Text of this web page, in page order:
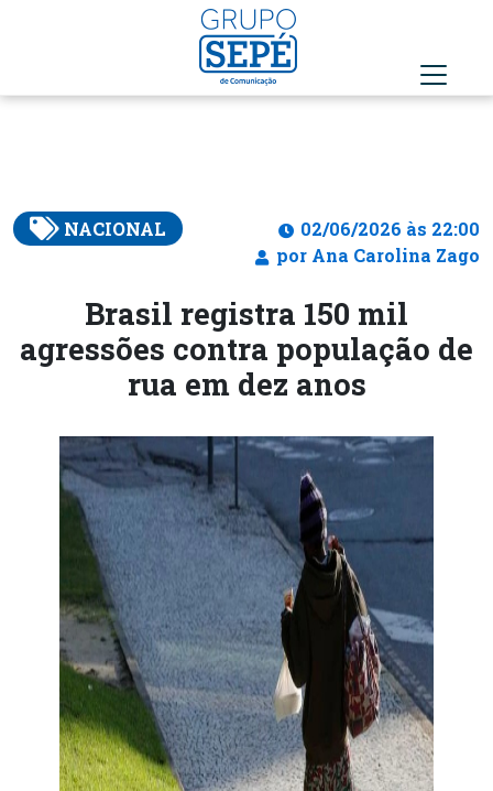
NACIONAL
02/06/2026 às 22:00
por Ana Carolina Zago
Brasil registra 150 mil
agressões contra população de
rua em dez anos